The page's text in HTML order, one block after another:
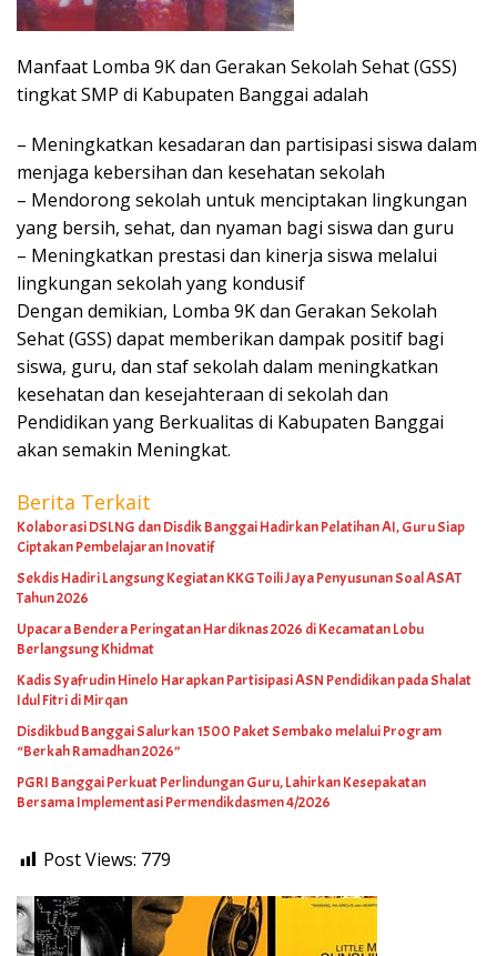
Manfaat Lomba 9K dan Gerakan Sekolah Sehat (GSS)
tingkat SMP di Kabupaten Banggai adalah
– Meningkatkan kesadaran dan partisipasi siswa dalam
menjaga kebersihan dan kesehatan sekolah
– Mendorong sekolah untuk menciptakan lingkungan
yang bersih, sehat, dan nyaman bagi siswa dan guru
– Meningkatkan prestasi dan kinerja siswa melalui
lingkungan sekolah yang kondusif
Dengan demikian, Lomba 9K dan Gerakan Sekolah
Sehat (GSS) dapat memberikan dampak positif bagi
siswa, guru, dan staf sekolah dalam meningkatkan
kesehatan dan kesejahteraan di sekolah dan
Pendidikan yang Berkualitas di Kabupaten Banggai
akan semakin Meningkat.
Berita Terkait
Kolaborasi DSLNG dan Disdik Banggai Hadirkan Pelatihan AI, Guru Siap
Ciptakan Pembelajaran Inovatif
Sekdis Hadiri Langsung Kegiatan KKG Toili Jaya Penyusunan Soal ASAT
Tahun 2026
Upacara Bendera Peringatan Hardiknas 2026 di Kecamatan Lobu
Berlangsung Khidmat
Kadis Syafrudin Hinelo Harapkan Partisipasi ASN Pendidikan pada Shalat
Idul Fitri di Mirqan
Disdikbud Banggai Salurkan 1500 Paket Sembako melalui Program
“Berkah Ramadhan 2026”
PGRI Banggai Perkuat Perlindungan Guru, Lahirkan Kesepakatan
Bersama Implementasi Permendikdasmen 4/2026
Post Views: 779